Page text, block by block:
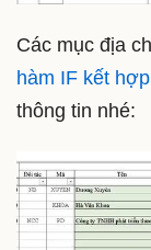
Các mục địa
hàm IF kết
thông tin nhé: